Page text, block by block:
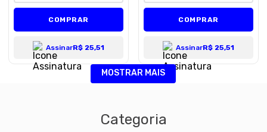
COMPRAR
AssinarR$ 25,51
COMPRAR
AssinarR$ 25,51
MOSTRAR MAIS
Categoria